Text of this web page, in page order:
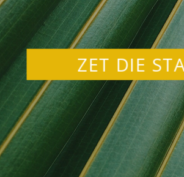
ZET DIE